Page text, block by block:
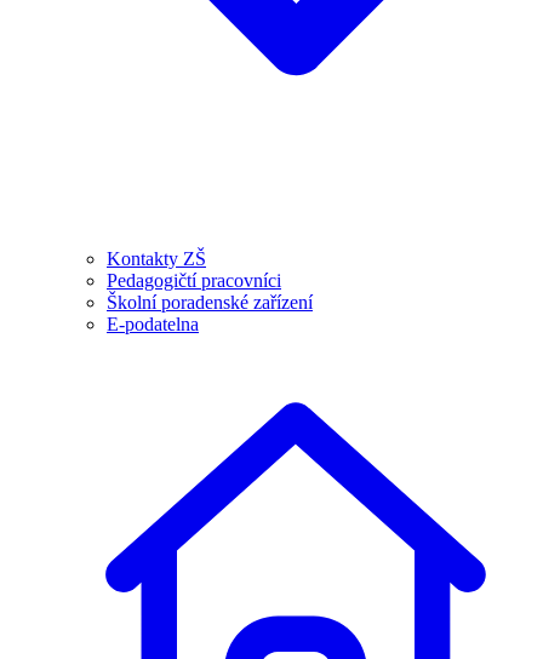
Kontakty ZŠ
Pedagogičtí pracovníci
Školní poradenské zařízení
E-podatelna